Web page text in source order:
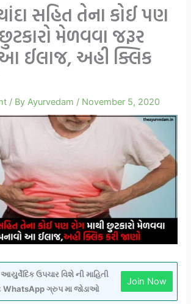
સહિત તેના કોઈ પણ
મેળવવા જરૂર
ઈલાજ, અહી ક્લિક
/ ByAyurvedam / November 5, 2020
ઉપચાર વિશે ની માહિતી
WhatsApp ગ્રુપ મા જોડાઓ
Join Now